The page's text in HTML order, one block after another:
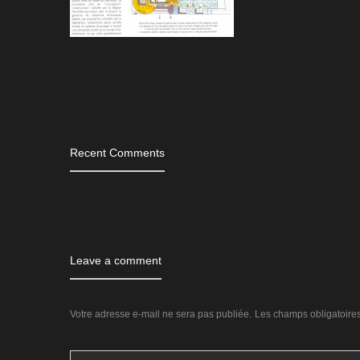
Recent Comments
Leave a comment
Votre adresse e-mail ne sera pas publiée. Les champs